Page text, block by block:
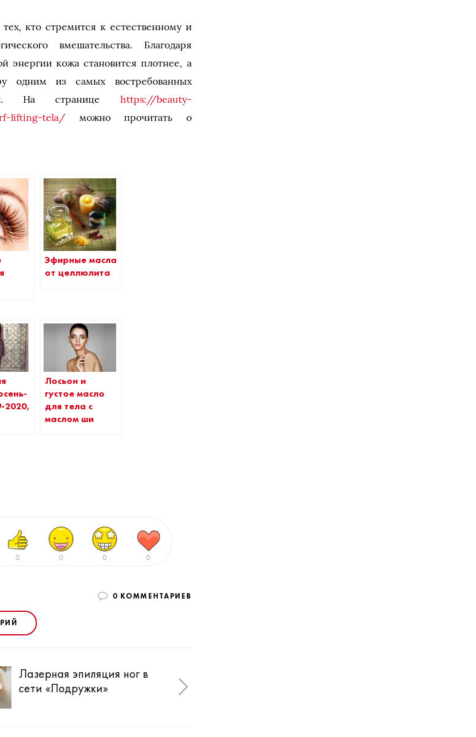
кто стремится к естественному и
вмешательства. Благодаря
энергии кожа становится плотнее, а
одним из самых востребованных
На странице https://beauty-
lifting-tela/ можно прочитать о
Эфирные масла
от целлюлита
2020,
Лосьон и
густое масло
для тела с
маслом ши
0 0 0 0
0 КОММЕНТАРИЕВ
Лазерная эпиляция ног в
сети «Подружки»
красивое тело за одну